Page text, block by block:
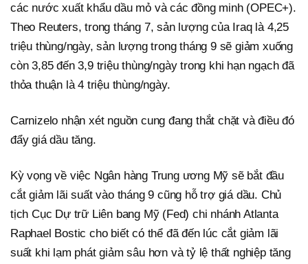
các nước xuất khẩu dầu mỏ và các đồng minh (OPEC+).
Theo Reuters, trong tháng 7, sản lượng của Iraq là 4,25
triệu thùng/ngày, sản lượng trong tháng 9 sẽ giảm xuống
còn 3,85 đến 3,9 triệu thùng/ngày trong khi hạn ngạch đã
thỏa thuận là 4 triệu thùng/ngày.
Carnizelo nhận xét nguồn cung đang thắt chặt và điều đó
đẩy giá dầu tăng.
Kỳ vọng về việc Ngân hàng Trung ương Mỹ sẽ bắt đầu
cắt giảm lãi suất vào tháng 9 cũng hỗ trợ giá dầu. Chủ
tịch Cục Dự trữ Liên bang Mỹ (Fed) chi nhánh Atlanta
Raphael Bostic cho biết có thể đã đến lúc cắt giảm lãi
suất khi lạm phát giảm sâu hơn và tỷ lệ thất nghiệp tăng